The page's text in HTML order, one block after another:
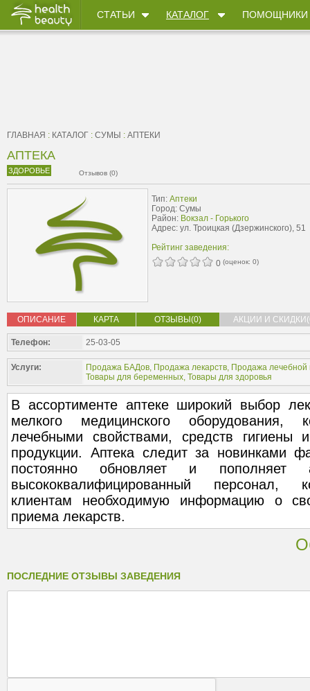
СТАТЬИ КАТАЛОГ ПОМОЩНИКИ
ГЛАВНАЯ : КАТАЛОГ : СУМЫ : АПТЕКИ
АПТЕКА
ЗДОРОВЬЕ Отзывов (0)
Тип: Аптеки
Город: Сумы
Район: Вокзал - Горького
Адрес: ул. Троицкая (Дзержинского), 51
Рейтинг заведения:
0 (оценок: 0)
ОПИСАНИЕ КАРТА ОТЗЫВЫ(0) АКЦИИ И
Телефон: 25-03-05
Услуги: Продажа БАДов, Продажа лекарств, Продажа лечебной
Товары для беременных, Товары для здоровья
В ассортименте аптеке широкий выбор
мелкого медицинского оборудования,
лечебными свойствами, средств гигиены
продукции. Аптека следит за новинками
постоянно обновляет и пополняет
высококвалифицированный персонал,
клиентам необходимую информацию о
приема лекарств.
ПОСЛЕДНИЕ ОТЗЫВЫ ЗАВЕДЕНИЯ